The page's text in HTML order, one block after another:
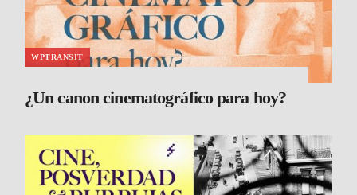
WPTRANSIT
¿Un canon cinematográfico para hoy?